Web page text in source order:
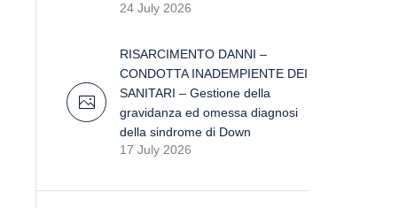
24 July 2026
RISARCIMENTO DANNI –
CONDOTTA INADEMPIENTE DEI
SANITARI – Gestione della
gravidanza ed omessa diagnosi
della sindrome di Down
17 July 2026